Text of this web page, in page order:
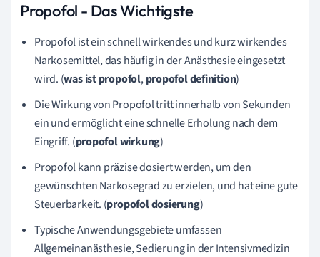
Propofol - Das Wichtigste
Propofol ist ein schnell wirkendes und kurz wirkendes
Narkosemittel, das häufig in der Anästhesie eingesetzt
wird. (was ist propofol,propofol definition)
Die Wirkung von Propofol tritt innerhalb von Sekunden
ein und ermöglicht eine schnelle Erholung nach dem
Eingriff. (propofol wirkung)
Propofol kann präzise dosiert werden, um den
gewünschten Narkosegrad zu erzielen, und hat eine gute
Steuerbarkeit. (propofol dosierung)
Typische Anwendungsgebiete umfassen
Allgemeinanästhesie, Sedierung in der Intensivmedizin